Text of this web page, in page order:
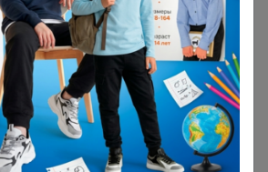
или задать вопрос
на сайте
займет меньше минуты
Зарегистрироваться